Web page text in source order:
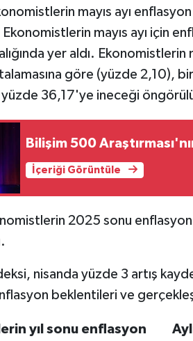
mayıs ayı
mayıs ayı için
yer aldı. Ekonomistlerin
göre (yüzde 2,10),
yüzde 36,17'ye ineceği
Bilişim 500
İçeriği Görüntüle
2025 sonu enflasyon
nisanda yüzde 3 artış
beklentileri ve
yıl sonu enflasyon